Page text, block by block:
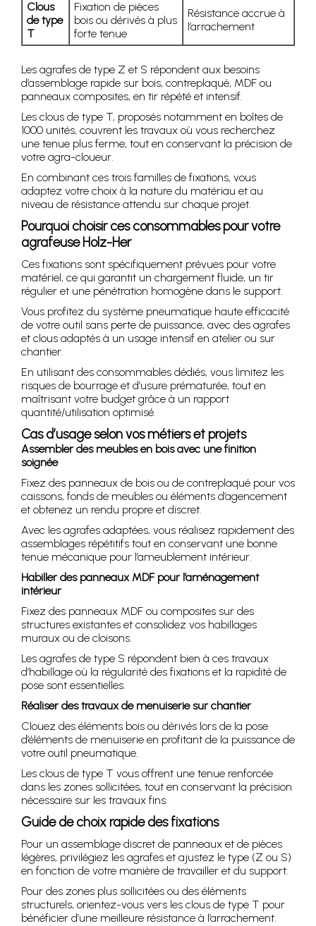
Clous
de type
T
Fixation de pièces
bois ou dérivés à plus
forte tenue
Résistance accrue à
l’arrachement
Les agrafes de type Z et S répondent aux besoins
d’assemblage rapide sur bois, contreplaqué, MDF ou
panneaux composites, en tir répété et intensif.
Les clous de type T, proposés notamment en boîtes de
1000 unités, couvrent les travaux où vous recherchez
une tenue plus ferme, tout en conservant la précision de
votre agra-cloueur.
En combinant ces trois familles de fixations, vous
adaptez votre choix à la nature du matériau et au
niveau de résistance attendu sur chaque projet.
Pourquoi choisir ces consommables pour votre
agrafeuse Holz-Her
Ces fixations sont spécifiquement prévues pour votre
matériel, ce qui garantit un chargement fluide, un tir
régulier et une pénétration homogène dans le support.
Vous profitez du système pneumatique haute efficacité
de votre outil sans perte de puissance, avec des agrafes
et clous adaptés à un usage intensif en atelier ou sur
chantier.
En utilisant des consommables dédiés, vous limitez les
risques de bourrage et d’usure prématurée, tout en
maîtrisant votre budget grâce à un rapport
quantité/utilisation optimisé.
Cas d’usage selon vos métiers et projets
Assembler des meubles en bois avec une finition
soignée
Fixez des panneaux de bois ou de contreplaqué pour vos
caissons, fonds de meubles ou éléments d’agencement
et obtenez un rendu propre et discret.
Avec les agrafes adaptées, vous réalisez rapidement des
assemblages répétitifs tout en conservant une bonne
tenue mécanique pour l’ameublement intérieur.
Habiller des panneaux MDF pour l’aménagement
intérieur
Fixez des panneaux MDF ou composites sur des
structures existantes et consolidez vos habillages
muraux ou de cloisons.
Les agrafes de type S répondent bien à ces travaux
d’habillage où la régularité des fixations et la rapidité de
pose sont essentielles.
Réaliser des travaux de menuiserie sur chantier
Clouez des éléments bois ou dérivés lors de la pose
d’éléments de menuiserie en profitant de la puissance de
votre outil pneumatique.
Les clous de type T vous offrent une tenue renforcée
dans les zones sollicitées, tout en conservant la précision
nécessaire sur les travaux fins.
Guide de choix rapide des fixations
Pour un assemblage discret de panneaux et de pièces
légères, privilégiez les agrafes et ajustez le type (Z ou S)
en fonction de votre manière de travailler et du support.
Pour des zones plus sollicitées ou des éléments
structurels, orientez-vous vers les clous de type T pour
bénéficier d’une meilleure résistance à l’arrachement.